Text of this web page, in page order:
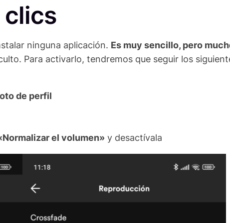
clics
ninguna aplicación. Es muy sencillo, pero
Para activarlo, tendremos que seguir los
de perfil
el volumen» y desactívala